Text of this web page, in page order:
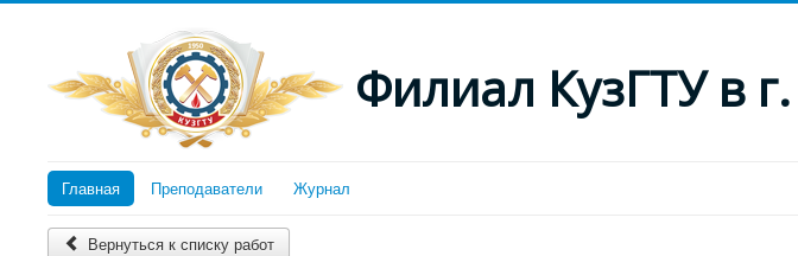
Филиал КузГТУ в
Главная Преподаватели Журнал
Вернуться к списку работ